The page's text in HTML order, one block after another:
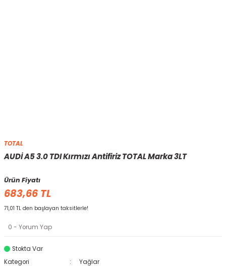
TOTAL
AUDİ A5 3.0 TDI Kırmızı Antifiriz TOTAL Marka 3LT
Ürün Fiyatı
683,66 TL
71,01 TL den başlayan taksitlerle!
0 - Yorum Yap
Stokta Var
Kategori
Yağlar